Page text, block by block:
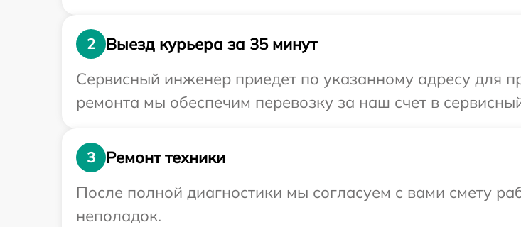
2
Выезд курьера за 35 минут
Сервисный инженер приедет по указанному адресу для
ремонта мы обеспечим перевозку за наш счет в
3
Ремонт техники
После полной диагностики мы согласуем с вами смету
неполадок.